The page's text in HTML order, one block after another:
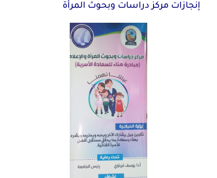
إنجازات مركز دراسات وبحوث المرأة